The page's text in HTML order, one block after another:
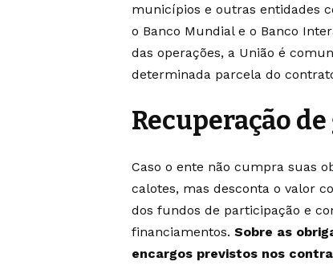
municípios e outras entidades
o Banco Mundial e o Banco
das operações, a União é
determinada parcela do
Recuperação
Caso o ente não cumpra suas
calotes, mas desconta o valor
dos fundos de participação e
financiamentos. Sobre as
encargos previstos nos